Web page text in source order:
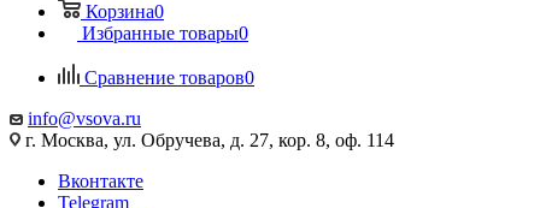
Корзина0
Избранные товары0
Сравнение товаров0
info@vsova.ru
г. Москва, ул. Обручева, д. 27, кор. 8, оф. 114
Вконтакте
Telegram